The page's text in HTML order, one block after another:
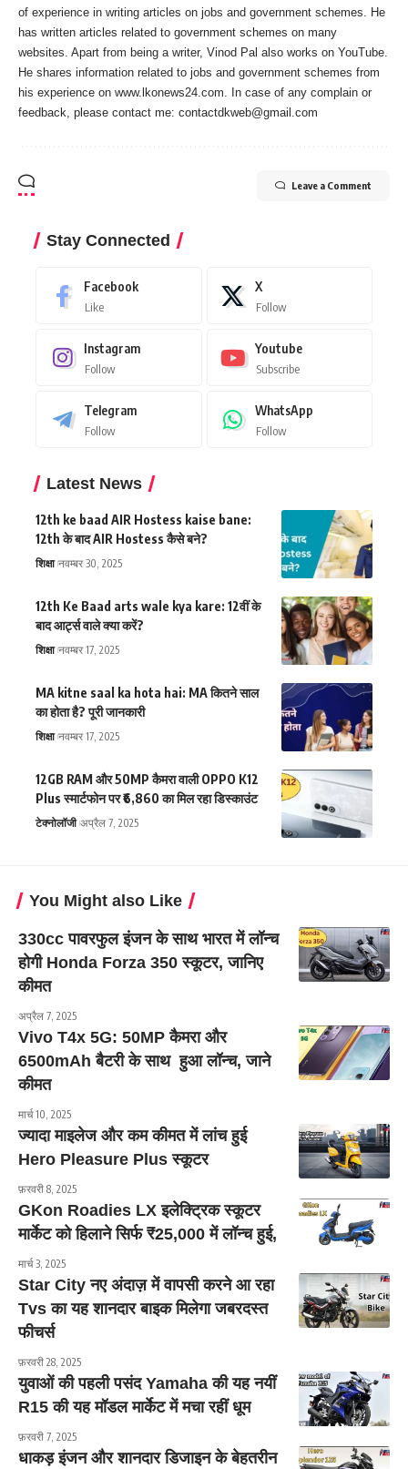
of experience in writing articles on jobs and government schemes. He
has written articles related to government schemes on many
websites. Apart from being a writer, Vinod Pal also works on YouTube.
He shares information related to jobs and government schemes from
his experience on www.lkonews24.com. In case of any complain or
feedback, please contact me: contactdkweb@gmail.com
Leave a Comment
Stay Connected
Facebook
Like
X
Follow
Instagram
Follow
Youtube
Subscribe
Telegram
Follow
WhatsApp
Follow
Latest News
12th ke baad AIR Hostess kaise bane:
12th के बाद AIR Hostess कैसे बने?
शिक्षा नवम्बर 30, 2025
12th Ke Baad arts wale kya kare: 12वीं के
बाद आर्ट्स वाले क्या करें?
शिक्षा नवम्बर 17, 2025
MA kitne saal ka hota hai: MA कितने साल
का होता है? पूरी जानकारी
शिक्षा नवम्बर 17, 2025
12GB RAM और 50MP कैमरा वाली OPPO K12
Plus स्मार्टफोन पर ₹6,860 का मिल रहा डिस्काउंट
टेक्नोलॉजी अप्रैल 7, 2025
You Might also Like
330cc पावरफुल इंजन के साथ भारत में लॉन्च
होगी Honda Forza 350 स्कूटर, जानिए
कीमत
अप्रैल 7, 2025
Vivo T4x 5G: 50MP कैमरा और
6500mAh बैटरी के साथ हुआ लॉन्च, जाने
कीमत
मार्च 10, 2025
ज्यादा माइलेज और कम कीमत में लांच हुई
Hero Pleasure Plus स्कूटर
फ़रवरी 8, 2025
GKon Roadies LX इलेक्ट्रिक स्कूटर
मार्केट को हिलाने सिर्फ ₹25,000 में लॉन्च हुई,
मार्च 3, 2025
Star City नए अंदाज़ में वापसी करने आ रहा
Tvs का यह शानदार बाइक मिलेगा जबरदस्त
फीचर्स
फ़रवरी 28, 2025
युवाओं की पहली पसंद Yamaha की यह नयीं
R15 की यह मॉडल मार्केट में मचा रहीं धूम
फ़रवरी 7, 2025
धाकड़ इंजन और शानदार डिजाइन के बेहतरीन